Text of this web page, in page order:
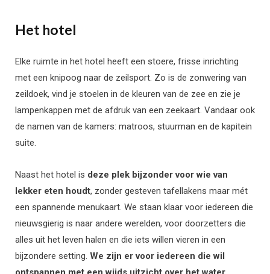
Het hotel
Elke ruimte in het hotel heeft een stoere, frisse inrichting
met een knipoog naar de zeilsport. Zo is de zonwering van
zeildoek, vind je stoelen in de kleuren van de zee en zie je
lampenkappen met de afdruk van een zeekaart. Vandaar ook
de namen van de kamers: matroos, stuurman en de kapitein
suite.
Naast het hotel is deze plek bijzonder voor wie van
lekker eten houdt, zonder gesteven tafellakens maar mét
een spannende menukaart. We staan klaar voor iedereen die
nieuwsgierig is naar andere werelden, voor doorzetters die
alles uit het leven halen en die iets willen vieren in een
bijzondere setting. We zijn er voor iedereen die wil